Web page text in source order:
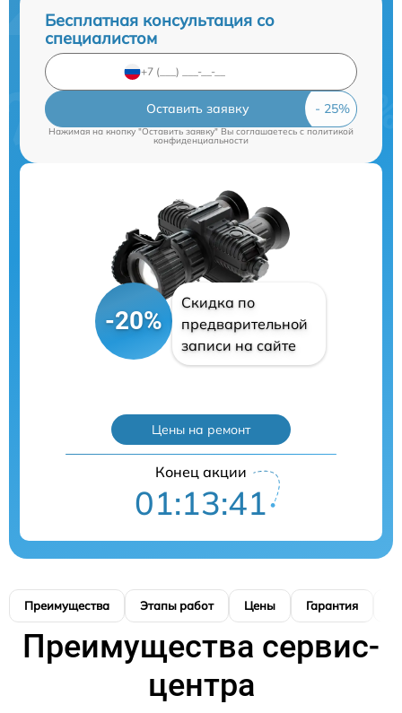
Бесплатная консультация со
специалистом
Оставить заявку
Нажимая на кнопку "Оставить заявку" Вы соглашаетесь cполитикой
конфиденциальности
-20%
Скидка по
предварительной
записи на сайте
Цены на ремонт
Конец акции
01:13:40
Преимущества Этапы работ Цены Гарантия
Преимущества сервис-
центра